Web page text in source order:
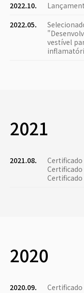
2022.10.
2022.05.
vestível
2021
2021.08.
Certificado
Certificado
Certificado
2020
2020.09.
Certificado